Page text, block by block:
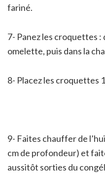
fariné.
7- Panez les croquettes :
omelette, puis dans la
8- Placez les croquettes
9- Faites chauffer de
cm de profondeur) et
aussitôt sorties du